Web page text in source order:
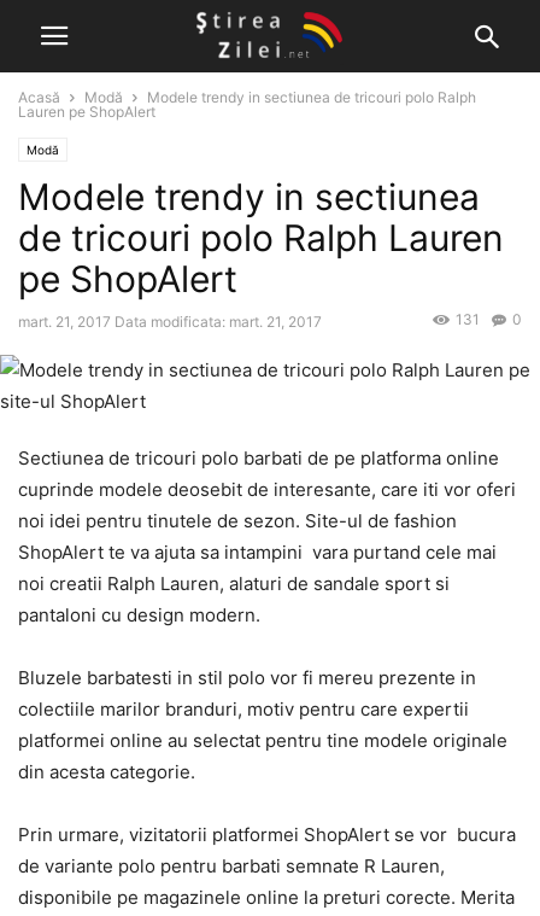
Acasă Modă
Modele trendy in sectiunea de tricouri polo Ralph
Lauren pe ShopAlert
Modă
Modele trendy in sectiunea
de tricouri polo Ralph Lauren
pe ShopAlert
mart. 21, 2017 Data modificata: mart. 21, 2017 0
131
Sectiunea de tricouri polo barbati de pe platforma online
cuprinde modele deosebit de interesante, care iti vor oferi
noi idei pentru tinutele de sezon. Site-ul de fashion
ShopAlert te va ajuta sa intampini vara purtand cele mai
noi creatii Ralph Lauren, alaturi de sandale sport si
pantaloni cu design modern.
Bluzele barbatesti in stil polo vor fi mereu prezente in
colectiile marilor branduri, motiv pentru care expertii
platformei online au selectat pentru tine modele originale
din acesta categorie.
Prin urmare, vizitatorii platformei ShopAlert se vor bucura
de variante polo pentru barbati semnate R Lauren,
disponibile pe magazinele online la preturi corecte. Merita